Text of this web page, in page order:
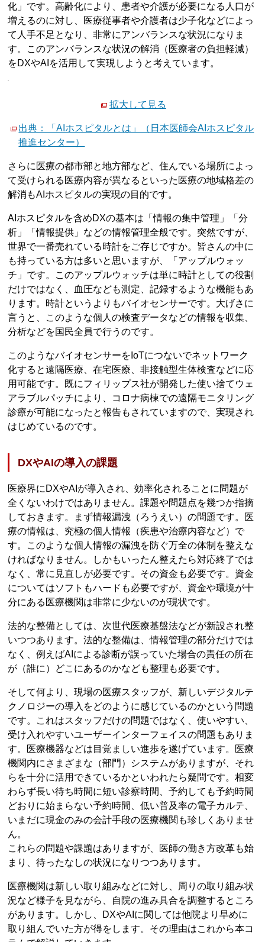
化」です。高齢化により、患者や介護が必要になる人口が
増えるのに対し、医療従事者や介護者は少子化などによっ
て人手不足となり、非常にアンバランスな状況になりま
す。このアンバランスな状況の解消（医療者の負担軽減）
をDXやAIを活用して実現しようと考えています。
拡大して見る
出典：「AIホスピタルとは」（日本医師会AIホスピタル
推進センター）
さらに医療の都市部と地方部など、住んでいる場所によっ
て受けられる医療内容が異なるといった医療の地域格差の
解消もAIホスピタルの実現の目的です。
AIホスピタルを含めDXの基本は「情報の集中管理」「分
析」「情報提供」などの情報管理全般です。突然ですが、
世界で一番売れている時計をご存じですか。皆さんの中に
も持っている方は多いと思いますが、「アップルウォッ
チ」です。このアップルウォッチは単に時計としての役割
だけではなく、血圧なども測定、記録するような機能もあ
ります。時計というよりもバイオセンサーです。大げさに
言うと、このような個人の検査データなどの情報を収集、
分析などを国民全員で行うのです。
このようなバイオセンサーをIoTにつないでネットワーク
化すると遠隔医療、在宅医療、非接触型生体検査などに応
用可能です。既にフィリップス社が開発した使い捨てウェ
アラブルパッチにより、コロナ病棟での遠隔モニタリング
診療が可能になったと報告もされていますので、実現され
はじめているのです。
DXやAIの導入の課題
医療界にDXやAIが導入され、効率化されることに問題が
全くないわけではありません。課題や問題点を幾つか指摘
しておきます。まず情報漏洩（ろうえい）の問題です。医
療の情報は、究極の個人情報（疾患や治療内容など）で
す。このような個人情報の漏洩を防ぐ万全の体制を整えな
ければなりません。しかもいったん整えたら対応終了では
なく、常に見直しが必要です。その資金も必要です。資金
についてはソフトもハードも必要ですが、資金や環境が十
分にある医療機関は非常に少ないのが現状です。
法的な整備としては、次世代医療基盤法などが新設され整
いつつあります。法的な整備は、情報管理の部分だけでは
なく、例えばAIによる診断が誤っていた場合の責任の所在
が（誰に）どこにあるのかなども整理も必要です。
そして何より、現場の医療スタッフが、新しいデジタルテ
クノロジーの導入をどのように感じているのかという問題
です。これはスタッフだけの問題ではなく、使いやすい、
受け入れやすいユーザーインターフェイスの問題もありま
す。医療機器などは目覚ましい進歩を遂げています。医療
機関内にさまざまな（部門）システムがありますが、それ
らを十分に活用できているかといわれたら疑問です。相変
わらず長い待ち時間に短い診察時間、予約しても予約時間
どおりに始まらない予約時間、低い普及率の電子カルテ、
いまだに現金のみの会計手段の医療機関も珍しくありませ
ん。
これらの問題や課題はありますが、医師の働き方改革も始
まり、待ったなしの状況になりつつあります。
医療機関は新しい取り組みなどに対し、周りの取り組み状
況など様子を見ながら、自院の進み具合を調整するところ
があります。しかし、DXやAIに関しては他院より早めに
取り組んでいた方が得をします。その理由はこれから本コ